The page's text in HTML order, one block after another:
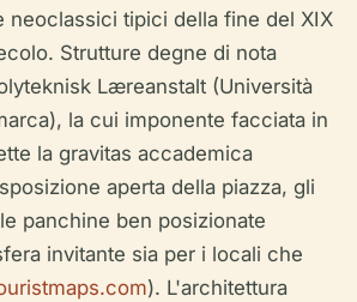
neoclassici tipici della fine del XIX
Strutture degne di nota
Læreanstalt (Università
la cui imponente facciata in
la gravitas accademica
aperta della piazza, gli
panchine ben posizionate
invitante sia per i locali che
). L'architettura